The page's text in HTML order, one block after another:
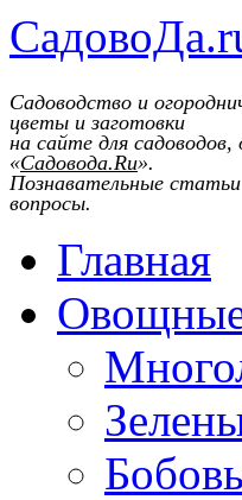
Садоводство и
цветы и заготовки
на сайте для садоводов,
«Садовода.Ru».
Познавательные
вопросы.
Главная